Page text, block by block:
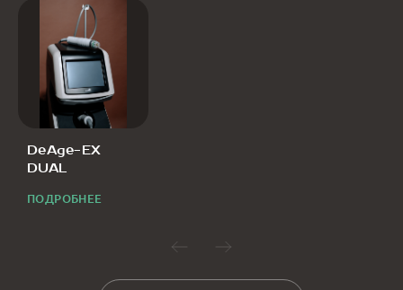
DeAge-EX
DUAL
ПОДРОБНЕЕ